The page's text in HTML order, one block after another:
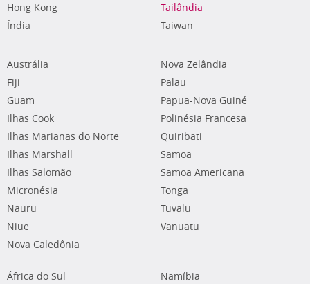
Hong Kong
Índia
Tailândia
Taiwan
Austrália
Fiji
Guam
Ilhas Cook
Ilhas Marianas do Norte
Ilhas Marshall
Ilhas Salomão
Micronésia
Nauru
Niue
Nova Caledônia
Nova Zelândia
Palau
Papua-Nova Guiné
Polinésia Francesa
Quiribati
Samoa
Samoa Americana
Tonga
Tuvalu
Vanuatu
África do Sul
Namíbia